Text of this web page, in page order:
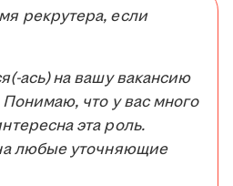
рекрутера, если
ась) на вашу вакансию
что у вас много
эта роль.
любые уточняющие